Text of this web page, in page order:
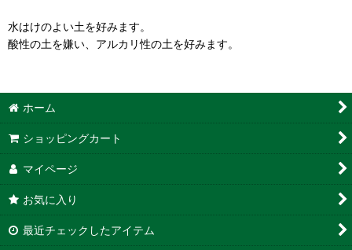
水はけのよい土を好みます。
酸性の土を嫌い、アルカリ性の土を好みます。
ホーム
ショッピングカート
マイページ
お気に入り
最近チェックしたアイテム